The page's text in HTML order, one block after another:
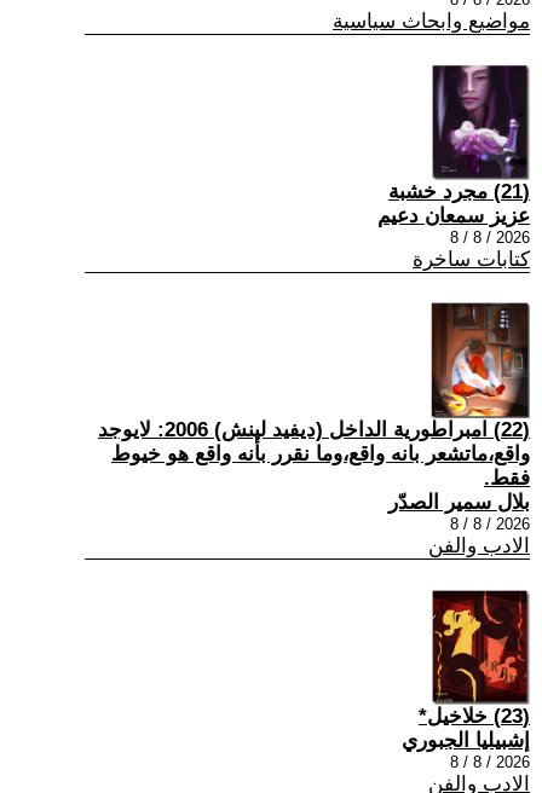
مواضيع وابحاث سياسية
(21) مجرد خشبة
عزيز سمعان دعيم
2026 / 8 / 8
كتابات ساخرة
(22) امبراطورية الداخل (ديفيد لينش) 2006: لايوجد
واقع،ماتشعر بانه واقع،وما نقرر بأنه واقع هو خيوط
فقط.
بلال سمير الصدّر
2026 / 8 / 8
الادب والفن
(23) خلاخيل*
إشبيليا الجبوري
2026 / 8 / 8
الادب والفن